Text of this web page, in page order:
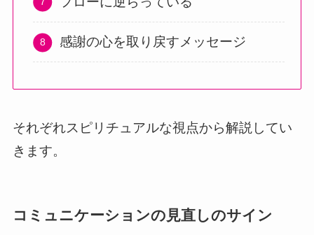
感謝の心を取り戻すメッセージ
それぞれスピリチュアルな視点から解説してい
きます。
コミュニケーションの見直しのサイン